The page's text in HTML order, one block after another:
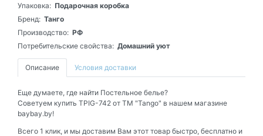
Упаковка: Подарочная коробка
Бренд: Танго
Производство: РФ
Потребительские свойства: Домашний уют
Описание Условия доставки
Еще думаете, где найти Постельное белье?
Советуем купить TPIG-742 от ТМ "Tango" в нашем магазине
baybay.by!
Всего 1 клик, и мы доставим Вам этот товар быстро, бесплатно и